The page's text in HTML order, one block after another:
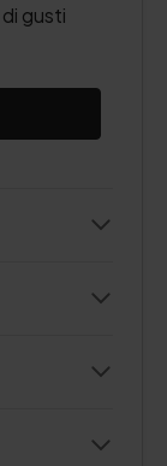
gusti